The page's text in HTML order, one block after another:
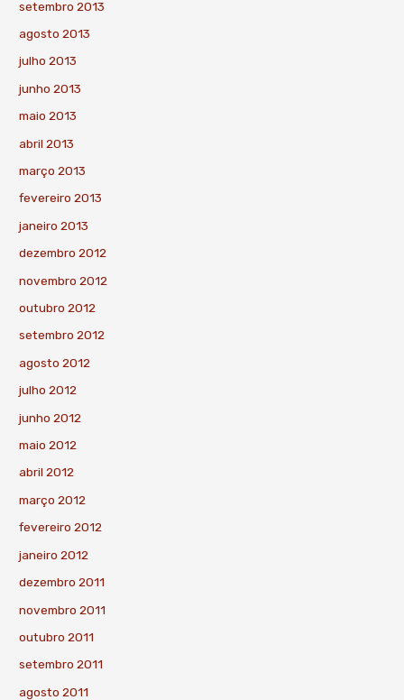
setembro 2013
agosto 2013
julho 2013
junho 2013
maio 2013
abril 2013
março 2013
fevereiro 2013
janeiro 2013
dezembro 2012
novembro 2012
outubro 2012
setembro 2012
agosto 2012
julho 2012
junho 2012
maio 2012
abril 2012
março 2012
fevereiro 2012
janeiro 2012
dezembro 2011
novembro 2011
outubro 2011
setembro 2011
agosto 2011